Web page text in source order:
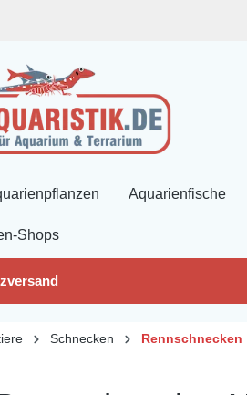
Aquarienfische
Shops
Schnecken Rennschnecken